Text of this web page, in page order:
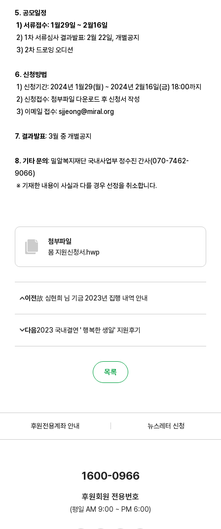
5. 공모일정
1) 서류접수: 1월29일 ~ 2월16일
2) 1차 서류심사 결과발표: 2월 22일, 개별공지
3) 2차 드로잉 오디션
6. 신청방법
1) 신청기간: 2024년 1월29(월) ~ 2024년 2월16일(금) 18:00까지
2) 신청접수: 첨부파일 다운로드 후 신청서 작성
3) 이메일 접수: sjjeong@miral.org
7. 결과발표: 3월 중 개별공지
8. 기타 문의: 밀알복지재단 국내사업부 정수진 간사(070-7462-
9066)
※ 기재한 내용이 사실과 다를 경우 선정을 취소합니다.
첨부파일
봄 지원신청서.hwp
이전故 심현희 님 기금 2023년 집행 내역 안내
다음2023 국내결연 ' 행복한 생일' 지원후기
목록
후원전용계좌 안내 뉴스레터 신청
1600-0966
후원회원 전용번호
(평일 AM 9:00 ~ PM 6:00)